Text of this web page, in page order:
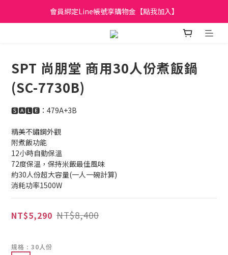
日立家電、國際牌 原廠管制價格 私訊優惠價
全館滿299元免運
SPT 尚朋堂 商用30人份煮飯鍋
(SC-7730B)
🆂🅰🅻🅴：479A+3B
精美不鏽鋼外觀
附煮飯功能
12小時自動保溫
72度保溫，保持米飯最佳風味
約30人份超大容量(一人一碗計算)
消耗功率1500W
NT$5,290 NT$8,400
規格 : 30人份